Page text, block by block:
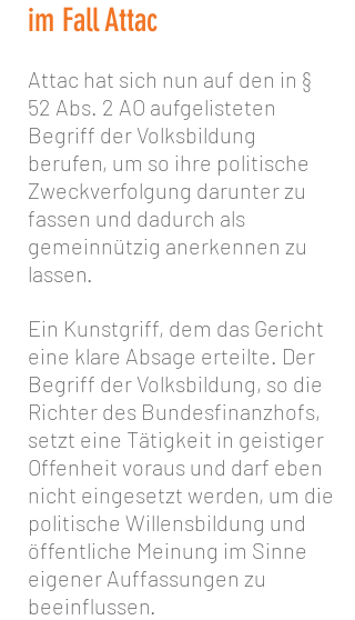
im Fall Attac
Attac hat sich nun auf den in §
52 Abs. 2 AO aufgelisteten
Begriff der Volksbildung
berufen, um so ihre politische
Zweckverfolgung darunter zu
fassen und dadurch als
gemeinnützig anerkennen zu
lassen.
Ein Kunstgriff, dem das Gericht
eine klare Absage erteilte. Der
Begriff der Volksbildung, so die
Richter des Bundesfinanzhofs,
setzt eine Tätigkeit in geistiger
Offenheit voraus und darf eben
nicht eingesetzt werden, um die
politische Willensbildung und
öffentliche Meinung im Sinne
eigener Auffassungen zu
beeinflussen.